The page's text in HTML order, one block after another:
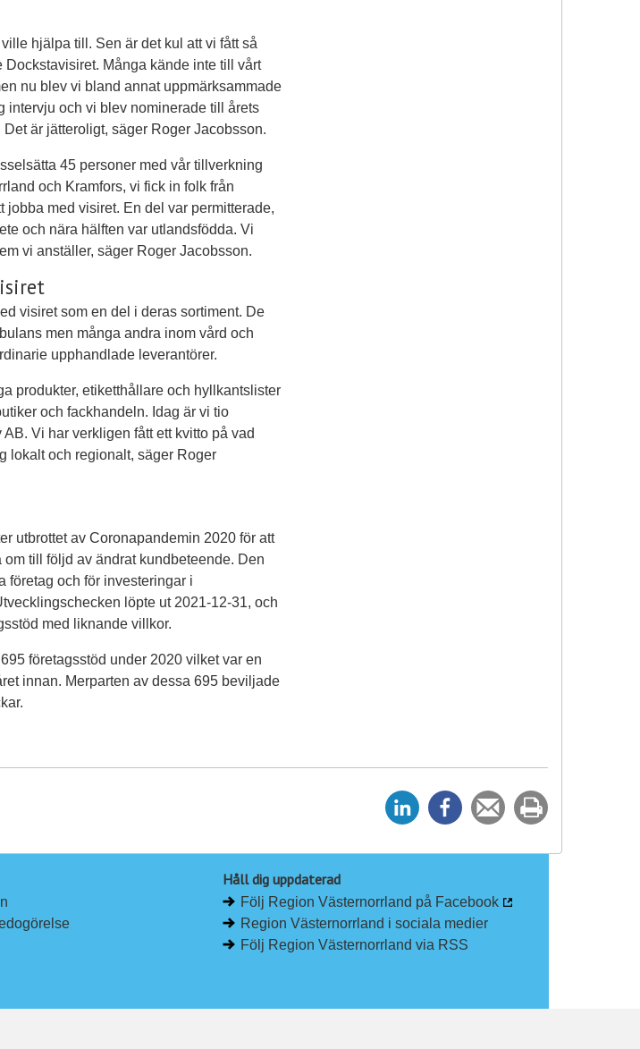
hjälpa till. Sen är det kul att vi fått så
Dockstavisiret. Många kände inte till vårt
nu blev vi bland annat uppmärksammade
intervju och vi blev nominerade till årets
är jätteroligt, säger Roger Jacobsson.
45 personer med vår tillverkning
och Kramfors, vi fick in folk från
med visiret. En del var permitterade,
och nära hälften var utlandsfödda. Vi
vi anställer, säger Roger Jacobsson.
visiret som en del i deras sortiment. De
men många andra inom vård och
upphandlade leverantörer.
produkter, etiketthållare och hyllkantslister
och fackhandeln. Idag är vi tio
Vi har verkligen fått ett kvitto på vad
lokalt och regionalt, säger Roger
utbrottet av Coronapandemin 2020 för att
till följd av ändrat kundbeteende. Den
företag och för investeringar i
löpte ut 2021-12-31, och
med liknande villkor.
företagsstöd under 2020 vilket var en
innan. Merparten av dessa 695 beviljade
e
p
å
L
k
e
p
å
F
e
Tipsa
en
ut
Håll dig uppdaterad
Följ Region Västernorrland på Facebook
Region Västernorrland i sociala medier
Följ Region Västernorrland via RSS